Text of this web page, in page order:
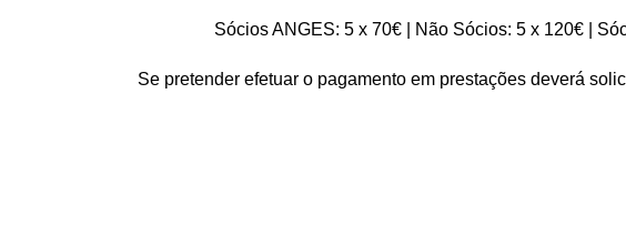
Sócios ANGES: 5 x 70€ | Não Sócios: 5 x 120€ |
Se pretender efetuar o pagamento em prestações deverá